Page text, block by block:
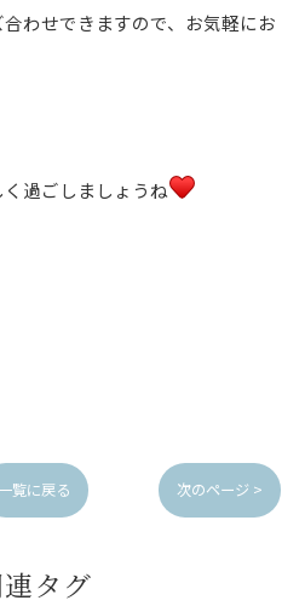
わせできますので、お気軽にお
過ごしましょうね
覧に戻る 次のページ >
タグ